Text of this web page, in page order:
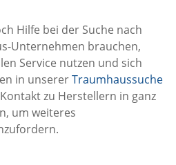
Hilfe bei der Suche nach
Unternehmen brauchen,
Service nutzen und sich
in unsererTraumhaussuche
zu Herstellern in ganz
um weiteres